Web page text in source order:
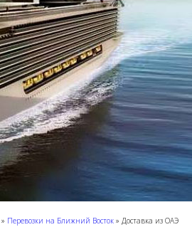
» Перевозки на Ближний Восток » Доставка из ОАЭ